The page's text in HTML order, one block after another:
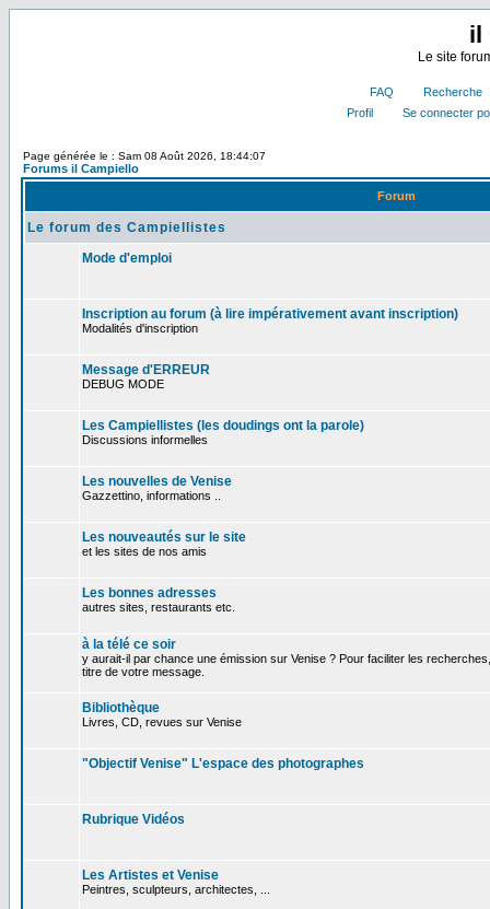
il
Le site
FAQ
Recherche
Profil
Se connecter
Page générée le : Sam 08 Août 2026, 18:44:07
Forums il Campiello
Forum
Le forum des Campiellistes
Mode d'emploi
Inscription au forum (à lire impérativement avant inscription)
Modalités d'inscription
Message d'ERREUR
DEBUG MODE
Les Campiellistes (les doudings ont la parole)
Discussions informelles
Les nouvelles de Venise
Gazzettino, informations ..
Les nouveautés sur le site
et les sites de nos amis
Les bonnes adresses
autres sites, restaurants etc.
à la télé ce soir
y aurait-il par chance une émission sur Venise ? Pour faciliter les
titre de votre message.
Bibliothèque
Livres, CD, revues sur Venise
"Objectif Venise" L'espace des photographes
Rubrique Vidéos
Les Artistes et Venise
Peintres, sculpteurs, architectes, ...